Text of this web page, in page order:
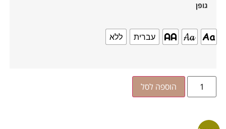
גופן
עברית ללא
הוספה לסל